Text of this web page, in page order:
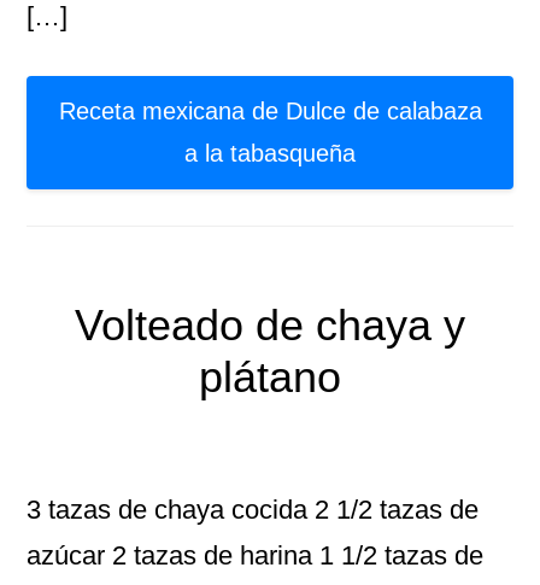
[…]
Receta mexicana de Dulce de calabaza
a la tabasqueña
Volteado de chaya y
plátano
3 tazas de chaya cocida 2 1/2 tazas de
azúcar 2 tazas de harina 1 1/2 tazas de